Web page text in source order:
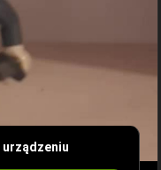
urządzeniu